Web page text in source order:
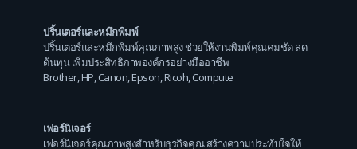
ปริ้นเตอร์และหมึกพิมพ์
ปริ้นเตอร์และหมึกพิมพ์คุณภาพสูง ช่วยให้งานพิมพ์คุณคมชัด ลด
ต้นทุน เพิ่มประสิทธิภาพองค์กรอย่างมืออาชีพ
Brother,HP,Canon,Epson,Ricoh,Compute
เฟอร์นิเจอร์
เฟอร์นิเจอร์คุณภาพสูงสำหรับธุรกิจคุณ สร้างความประทับใจให้